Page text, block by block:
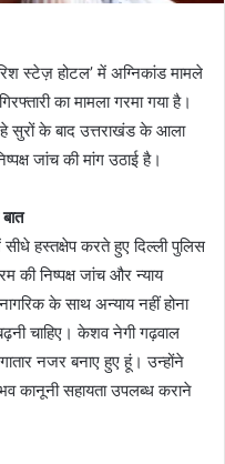
स्टेज़ होटल’ में अग्निकांड मामले
का मामला गरमा गया है।
सुरों के बाद उत्तराखंड के आला
जांच की मांग उठाई है।
हस्तक्षेप करते हुए दिल्ली पुलिस
की निष्पक्ष जांच और न्याय
के साथ अन्याय नहीं होना
चाहिए। केशव नेगी गढ़वाल
नजर बनाए हुए हूं। उन्होंने
कानूनी सहायता उपलब्ध कराने